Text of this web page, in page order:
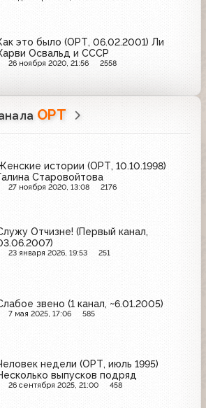
это было (ОРТ, 06.02.2001) Ли
Освальд и СССР
26 ноября 2020, 21:56 2558
ОРТ
истории (ОРТ, 10.10.1998)
Старовойтова
27 ноября 2020, 13:08 2176
Отчизне! (Первый канал,
23 января 2026, 19:53 251
звено (1 канал, ~6.01.2005)
7 мая 2025, 17:06 585
недели (ОРТ, июль 1995)
выпусков подряд
26 сентября 2025, 21:00 458